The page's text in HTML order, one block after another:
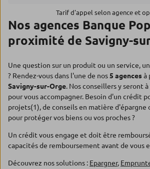
Tarif d'appel selon agence et
Nos agences Banque
proximité de Savigny-
Une question sur un produit ou un service,
? Rendez-vous dans l'une de nos5 agencesà
Savigny-sur-Orge. Nos conseillers y seront
pour vous accompagner. Besoin d'un crédit
projets(1), de conseils en matière d'épargne
pour protéger vos biens ou vos proches ?
Un crédit vous engage et doit être
capacités de remboursement avant de vous
Découvrez nos solutions : Epargner,